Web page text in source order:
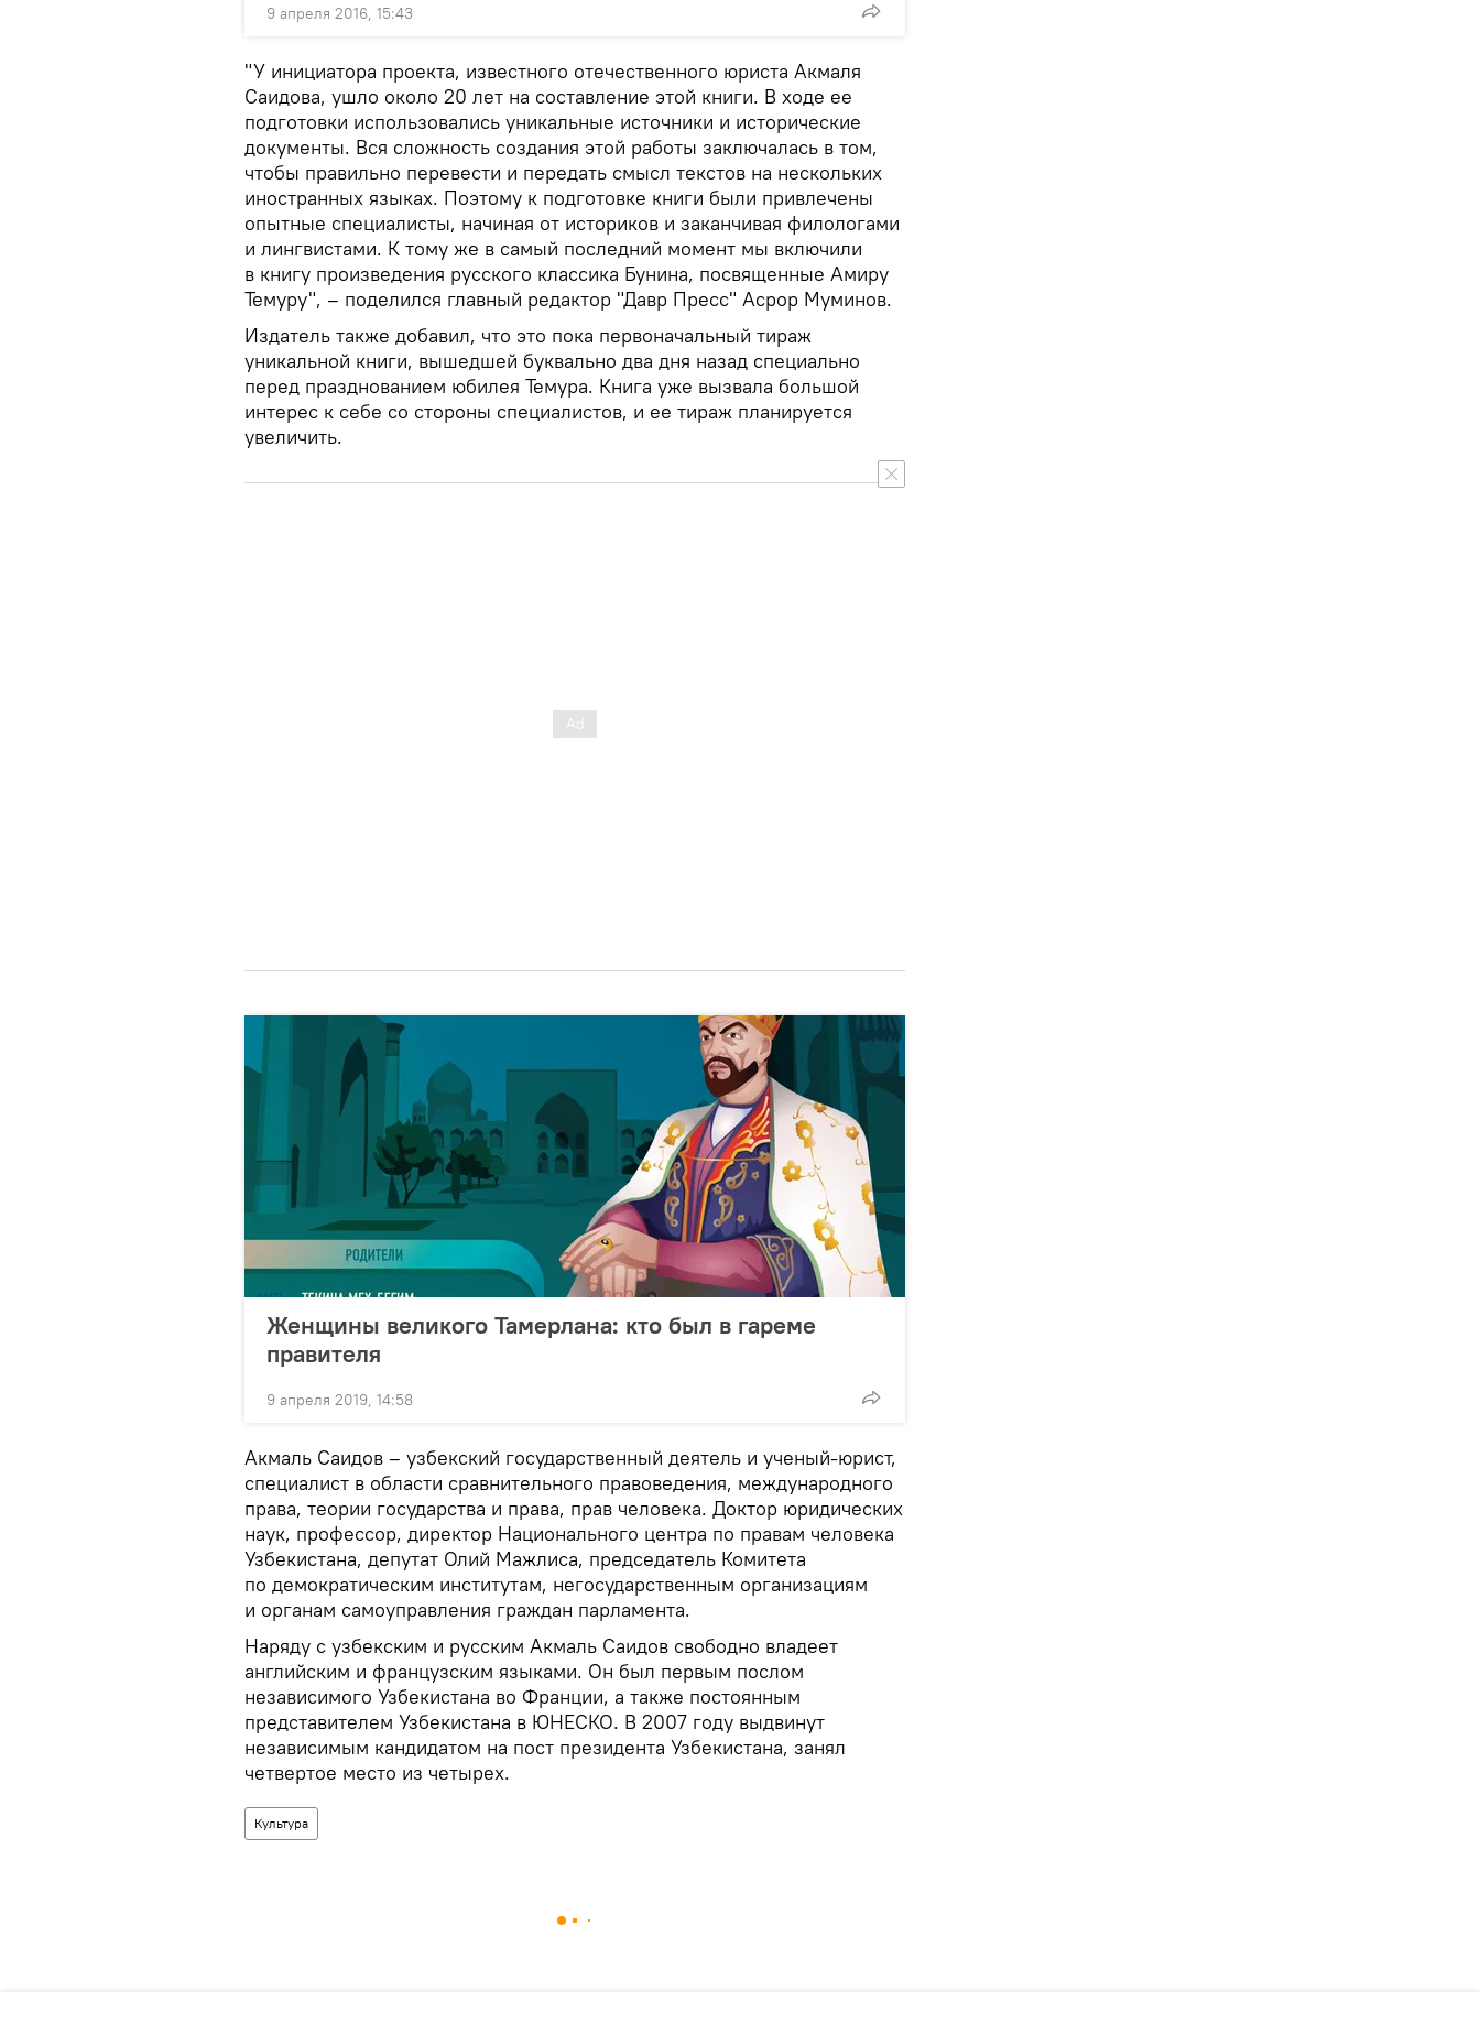
9 апреля 2016, 15:43
"У инициатора проекта, известного отечественного юриста Акмаля
Саидова, ушло около 20 лет на составление этой книги. В ходе ее
подготовки использовались уникальные источники и исторические
документы. Вся сложность создания этой работы заключалась в том,
чтобы правильно перевести и передать смысл текстов на нескольких
иностранных языках. Поэтому к подготовке книги были привлечены
опытные специалисты, начиная от историков и заканчивая филологами
и лингвистами. К тому же в самый последний момент мы включили
в книгу произведения русского классика Бунина, посвященные Амиру
Темуру", – поделился главный редактор "Давр Пресс" Асрор Муминов.
Издатель также добавил, что это пока первоначальный тираж
уникальной книги, вышедшей буквально два дня назад специально
перед празднованием юбилея Темура. Книга уже вызвала большой
интерес к себе со стороны специалистов, и ее тираж планируется
увеличить.
Женщины великого Тамерлана: кто был в гареме
правителя
9 апреля 2019, 14:58
Акмаль Саидов – узбекский государственный деятель и ученый-юрист,
специалист в области сравнительного правоведения, международного
права, теории государства и права, прав человека. Доктор юридических
наук, профессор, директор Национального центра по правам человека
Узбекистана, депутат Олий Мажлиса, председатель Комитета
по демократическим институтам, негосударственным организациям
и органам самоуправления граждан парламента.
Наряду с узбекским и русским Акмаль Саидов свободно владеет
английским и французским языками. Он был первым послом
независимого Узбекистана во Франции, а также постоянным
представителем Узбекистана в ЮНЕСКО. В 2007 году выдвинут
независимым кандидатом на пост президента Узбекистана, занял
четвертое место из четырех.
Культура